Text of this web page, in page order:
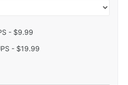
- $9.99
- $19.99